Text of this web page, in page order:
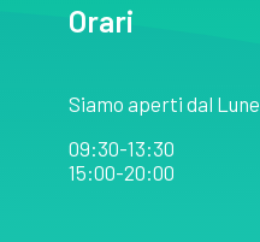
Orari
Siamo aperti dal
09:30-13:30
15:00-20:00